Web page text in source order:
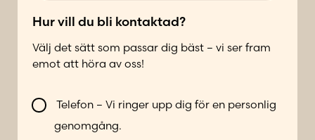
*
e
o
n
u
Hur vill du bli kontaktad?
Välj det sätt som passar dig bäst – vi ser fram
emot att höra av oss!
r
V
i
Telefon – Vi ringer upp dig för en personlig
genomgång.